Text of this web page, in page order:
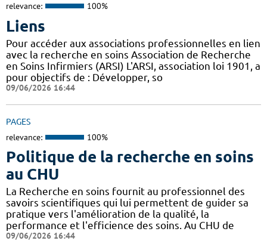
relevance: 100%
Liens
Pour accéder aux associations professionnelles en lien
avec la recherche en soins Association de Recherche
en Soins Infirmiers (ARSI) L'ARSI, association loi 1901, a
pour objectifs de : Développer, so
09/06/2026 16:44
PAGES
relevance: 100%
Politique de la recherche en soins
au CHU
La Recherche en soins fournit au professionnel des
savoirs scientifiques qui lui permettent de guider sa
pratique vers l'amélioration de la qualité, la
performance et l'efficience des soins. Au CHU de
09/06/2026 16:44